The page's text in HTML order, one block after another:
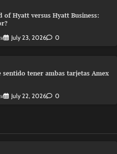
of Hyatt versus Hyatt Business:
July 23, 2026 0
sentido tener ambas tarjetas Amex
July 22, 2026 0